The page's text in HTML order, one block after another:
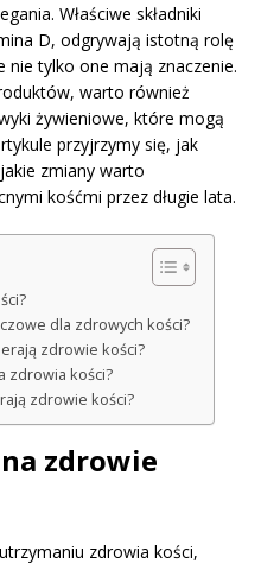
Właściwe składniki
D, odgrywają istotną rolę
nie tylko one mają znaczenie.
warto również
żywieniowe, które mogą
przyjrzymy się, jak
zmiany warto
kośćmi przez długie lata.
dla zdrowych kości?
zdrowie kości?
zdrowia kości?
zdrowie kości?
zdrowie
zdrowia kości,